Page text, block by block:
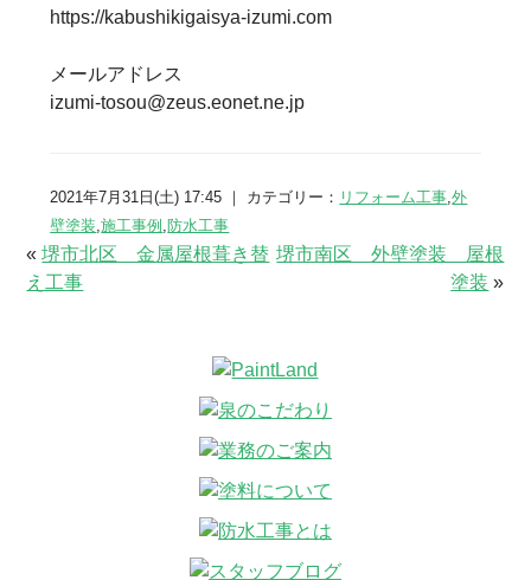
https://kabushikigaisya-izumi.com
メールアドレス
izumi-tosou@zeus.eonet.ne.jp
2021年7月31日(土) 17:45 ｜ カテゴリー： リフォーム工事,外
壁塗装,施工事例 ,防水工事
«堺市北区 金属屋根葺き替
え工事
堺市南区 外壁塗装 屋根
塗装 »